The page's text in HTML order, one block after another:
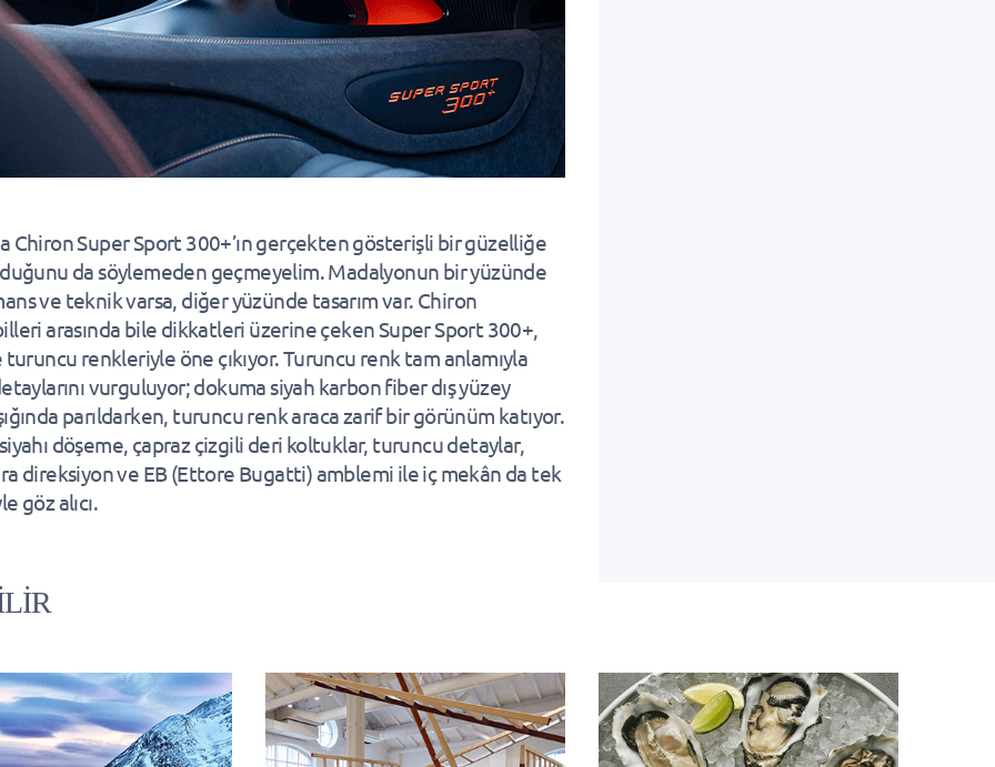
Chiron Super Sport 300+’ın gerçekten gösterişli bir güzelliğe
da söylemeden geçmeyelim. Madalyonun bir yüzünde
ve teknik varsa, diğer yüzünde tasarım var. Chiron
arasında bile dikkatleri üzerine çeken Super Sport 300+,
turuncu renkleriyle öne çıkıyor. Turuncu renk tam anlamıyla
vurguluyor; dokuma siyah karbon fiber dış yüzey
parıldarken, turuncu renk araca zarif bir görünüm katıyor.
döşeme, çapraz çizgili deri koltuklar, turuncu detaylar,
direksiyon ve EB (Ettore Bugatti) amblemi ile iç mekân da tek
göz alıcı.